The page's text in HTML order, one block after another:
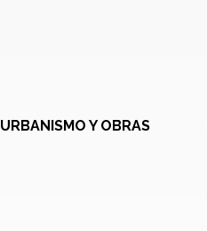
URBANISMO Y OBRAS